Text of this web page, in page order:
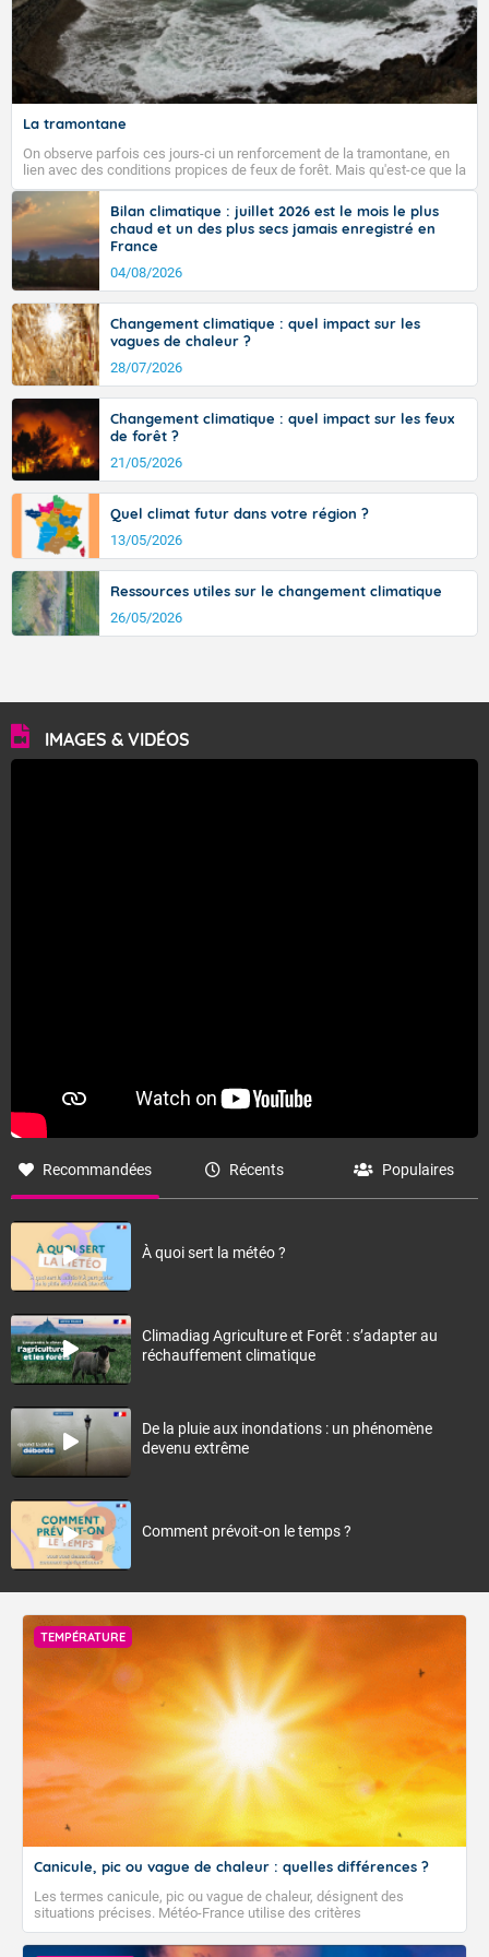
La tramontane
On observe parfois ces jours-ci un renforcement de la tramontane, en
lien avec des conditions propices de feux de forêt. Mais qu'est-ce que la
tramontane ? Quelles sont ses caractéristiques ? La tramontane est un
vent turbulent soufflant de secteur nord-ouest à nord, ou ouest à nord-
ouest, dans un secteur qui part du Roussillon à la vallée de l’Aude et à
l’ouest de l’Hérault. L’étymologie de ce vent vient du latin trasmontanus,
signifiant au-delà des monts, en allusion aux régions montagneuses
d’où provient ce vent.
Bilan climatique : juillet 2026 est le mois le plus
chaud et un des plus secs jamais enregistré en
France
04/08/2026
Changement climatique : quel impact sur les
vagues de chaleur ?
28/07/2026
Changement climatique : quel impact sur les feux
de forêt ?
21/05/2026
Quel climat futur dans votre région ?
13/05/2026
Ressources utiles sur le changement climatique
26/05/2026
IMAGES & VIDÉOS
Recommandées Récents Populaires
À quoi sert la météo ?
Climadiag Agriculture et Forêt : s’adapter au
réchauffement climatique
De la pluie aux inondations : un phénomène
devenu extrême
Comment prévoit-on le temps ?
TEMPÉRATURE
Canicule, pic ou vague de chaleur : quelles différences ?
Les termes canicule, pic ou vague de chaleur, désignent des
situations précises. Météo-France utilise des critères
climatologiques pour évaluer et qualifier les épisodes de chaleur qui
peuvent avoir des impacts sanitaires et socio-économiques